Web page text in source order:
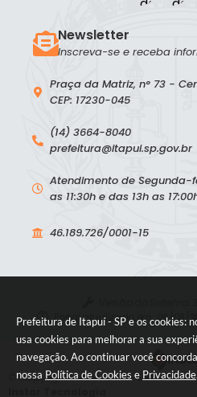
Prefeitura de Itapuí - SP e os cookies:
usa cookies para melhorar a sua
navegação. Ao continuar você
nossa Política de Cookies e Privacidade.
Praça da Matriz, n° 73 -
CEP: 17230-045
(14) 3664-8040
prefeitura@itapui.sp.gov.br
Atendimento de Segunda-
as 11:30h e das 13h as
46.189.726/0001-15
Newsletter
Inscreva-se e receba
Portal atualizado em:06/08/
© Copyright Instar - 2006-2026.